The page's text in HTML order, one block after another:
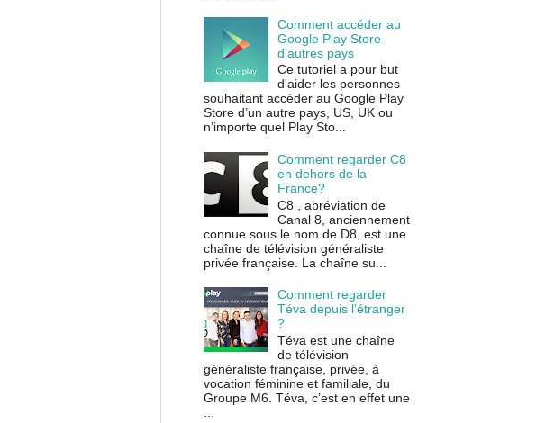
Comment accéder au
Google Play Store
d'autres pays
Ce tutoriel a pour but
d'aider les personnes
souhaitant accéder au Google Play
Store d’un autre pays, US, UK ou
n’importe quel Play Sto...
Comment regarder C8
en dehors de la
France?
C8 , abréviation de
Canal 8, anciennement
connue sous le nom de D8, est une
chaîne de télévision généraliste
privée française. La chaîne su...
Comment regarder
Téva depuis l’étranger
?
Téva est une chaîne
de télévision
généraliste française, privée, à
vocation féminine et familiale, du
Groupe M6. Téva, c’est en effet une